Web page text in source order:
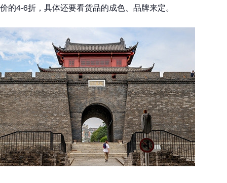
价的4-6折，具体还要看货品的成色、品牌来定。